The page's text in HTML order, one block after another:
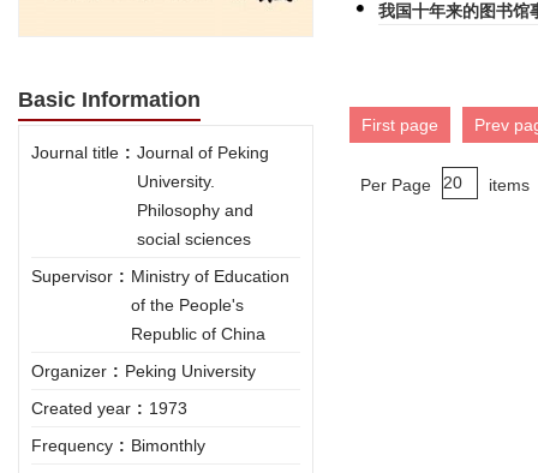
Basic Information
Journal title : Journal of Peking
University.
Philosophy and
social sciences
Supervisor : Ministry of Education
of the People's
Republic of China
Organizer : Peking University
Created year : 1973
Frequency : Bimonthly
我国十年来的图书馆
First page Prev
Per Page items